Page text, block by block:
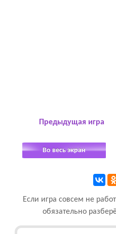
Предыдущая игра
Во весь экран
Если игра совсем не
обязательно